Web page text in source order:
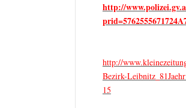
http://
http://
Bezirk-
15